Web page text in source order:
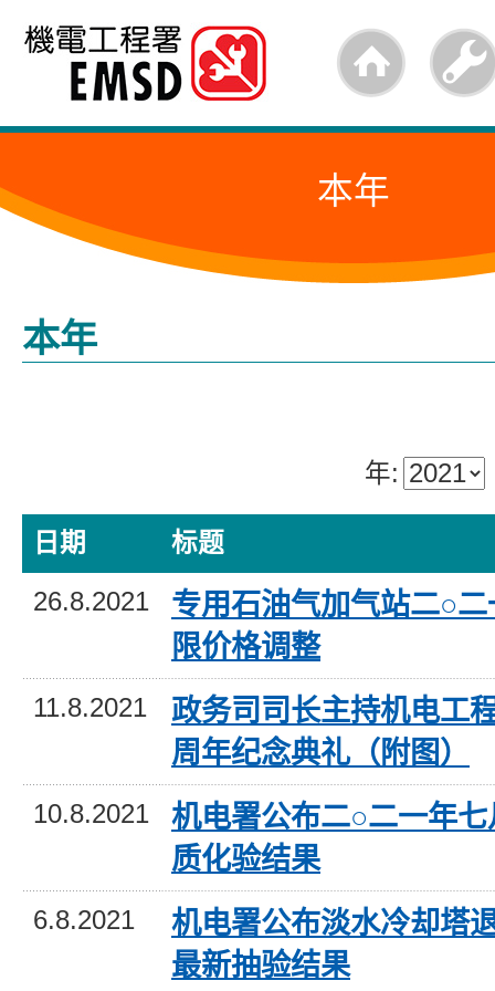
跳
内
的
始
本年
本年
年:
日期 标题
26.8.2021
专用石油气加气站二○
限价格调整
11.8.2021
政务司司长主持机电工
周年纪念典礼（附图）
10.8.2021
机电署公布二○二一年
质化验结果
6.8.2021
机电署公布淡水冷却塔
最新抽验结果